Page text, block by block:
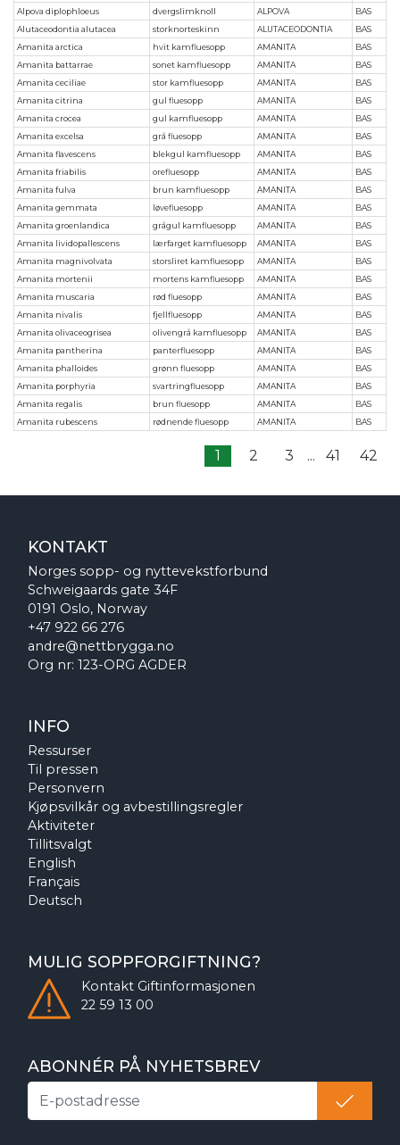
Alpova diplophloeus
dvergslimknoll ALPOVA
BAS
Alutaceodontia alutacea
storknorteskinn ALUTACEODONTIA
BAS
Amanita arctica
hvit kamfluesopp AMANITA
BAS
Amanita battarrae
sonet kamfluesopp AMANITA
BAS
Amanita ceciliae
stor kamfluesopp AMANITA
BAS
Amanita citrina
gul fluesopp AMANITA
BAS
Amanita crocea
gul kamfluesopp AMANITA
BAS
Amanita excelsa
grå fluesopp AMANITA
BAS
Amanita flavescens
blekgul kamfluesopp AMANITA
BAS
Amanita friabilis
orefluesopp AMANITA
BAS
Amanita fulva
brun kamfluesopp AMANITA
BAS
Amanita gemmata
løvefluesopp AMANITA
BAS
Amanita groenlandica
grågul kamfluesopp AMANITA
BAS
Amanita lividopallescens
lærfarget kamfluesopp AMANITA
BAS
Amanita magnivolvata
storsliret kamfluesopp AMANITA
BAS
Amanita mortenii
mortens kamfluesopp AMANITA
BAS
Amanita muscaria
rød fluesopp AMANITA
BAS
Amanita nivalis
fjellfluesopp AMANITA
BAS
Amanita olivaceogrisea
olivengrå kamfluesopp AMANITA
BAS
Amanita pantherina
panterfluesopp AMANITA
BAS
Amanita phalloides
grønn fluesopp AMANITA
BAS
Amanita porphyria
svartringfluesopp AMANITA
BAS
Amanita regalis
brun fluesopp AMANITA
BAS
Amanita rubescens
rødnende fluesopp AMANITA BAS
1 2 3 ... 41 42
KONTAKT
Norges sopp- og nyttevekstforbund
Schweigaards gate 34F
0191 Oslo, Norway
+47 922 66 276
andre@nettbrygga.no
Org nr: 123-ORG AGDER
INFO
Ressurser
Til pressen
Personvern
Kjøpsvilkår og avbestillingsregler
Aktiviteter
Tillitsvalgt
English
Français
Deutsch
MULIG SOPPFORGIFTNING?
Kontakt Giftinformasjonen
22 59 13 00
ABONNÉR PÅ NYHETSBREV